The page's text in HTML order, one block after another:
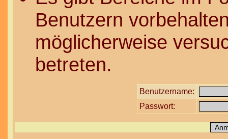
Benutzern
möglicherweise
betreten.
Benutzername:
Passwort: